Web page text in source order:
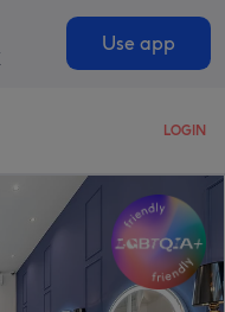
Use app
LOGIN